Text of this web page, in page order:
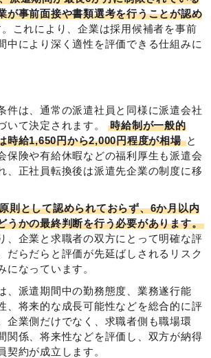
が事前面接や書類選考を行うことが認め
。これにより、企業は採用候補者を事前
中により深く適性を評価できる仕組みに
件は、通常の派遣社員と同様に派遣会社
いて決定されます。時給制が一般的
時給1,650円から2,000円程度が相場 と
保険や有給休暇などの福利厚生も派遣会
、正社員転換後は派遣先企業の制度に移
則として認められておらず、6か月以内
うかの最終判断を行う必要があります。
、企業と求職者の双方にとって明確な評
だらだらと評価が先延ばしされるリスク
になっています。
、派遣期間中の勤務態度、業務遂行能
、将来的な成長可能性などを総合的に評
企業側だけでなく、求職者側も職場環
関係、将来性などを評価し、双方が納得
契約が成立します。